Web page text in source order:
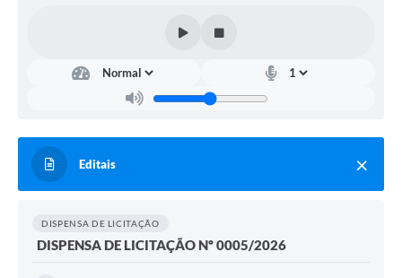
Editais
DISPENSA DE LICITAÇÃO
DISPENSA DE LICITAÇÃO Nº 0005/2026